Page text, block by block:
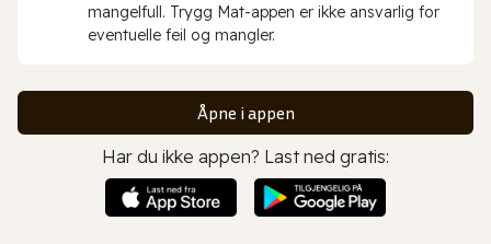
mangelfull. Trygg Mat-appen er ikke ansvarlig for
eventuelle feil og mangler.
Åpne i appen
Har du ikke appen? Last ned gratis: